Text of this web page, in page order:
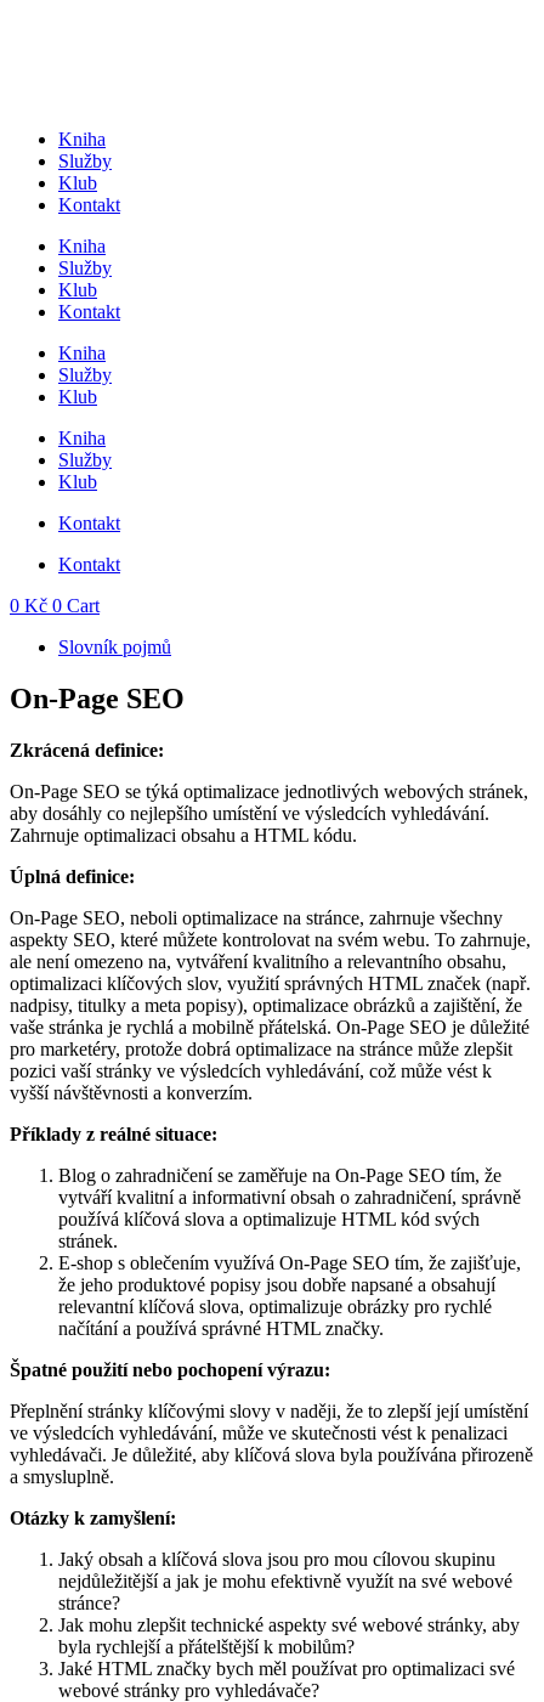
Kniha
Služby
Klub
Kontakt
Kniha
Služby
Klub
Kontakt
Kniha
Služby
Klub
Kniha
Služby
Klub
Kontakt
Kontakt
0 Kč 0 Cart
Slovník pojmů
On-Page SEO
Zkrácená definice:
On-Page SEO se týká optimalizace jednotlivých webových stránek,
aby dosáhly co nejlepšího umístění ve výsledcích vyhledávání.
Zahrnuje optimalizaci obsahu a HTML kódu.
Úplná definice:
On-Page SEO, neboli optimalizace na stránce, zahrnuje všechny
aspekty SEO, které můžete kontrolovat na svém webu. To zahrnuje,
ale není omezeno na, vytváření kvalitního a relevantního obsahu,
optimalizaci klíčových slov, využití správných HTML značek (např.
nadpisy, titulky a meta popisy), optimalizace obrázků a zajištění, že
vaše stránka je rychlá a mobilně přátelská. On-Page SEO je důležité
pro marketéry, protože dobrá optimalizace na stránce může zlepšit
pozici vaší stránky ve výsledcích vyhledávání, což může vést k
vyšší návštěvnosti a konverzím.
Příklady z reálné situace:
Blog o zahradničení se zaměřuje na On-Page SEO tím, že
vytváří kvalitní a informativní obsah o zahradničení, správně
používá klíčová slova a optimalizuje HTML kód svých
stránek.
E-shop s oblečením využívá On-Page SEO tím, že zajišťuje,
že jeho produktové popisy jsou dobře napsané a obsahují
relevantní klíčová slova, optimalizuje obrázky pro rychlé
načítání a používá správné HTML značky.
Špatné použití nebo pochopení výrazu:
Přeplnění stránky klíčovými slovy v naději, že to zlepší její umístění
ve výsledcích vyhledávání, může ve skutečnosti vést k penalizaci
vyhledávači. Je důležité, aby klíčová slova byla používána přirozeně
a smysluplně.
Otázky k zamyšlení:
Jaký obsah a klíčová slova jsou pro mou cílovou skupinu
nejdůležitější a jak je mohu efektivně využít na své webové
stránce?
Jak mohu zlepšit technické aspekty své webové stránky, aby
byla rychlejší a přátelštější k mobilům?
Jaké HTML značky bych měl používat pro optimalizaci své
webové stránky pro vyhledávače?